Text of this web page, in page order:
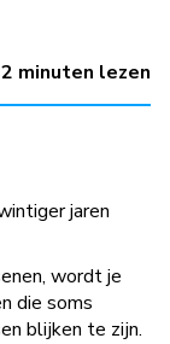
2 minuten lezen
jaren
wordt je
die soms
blijken te zijn.